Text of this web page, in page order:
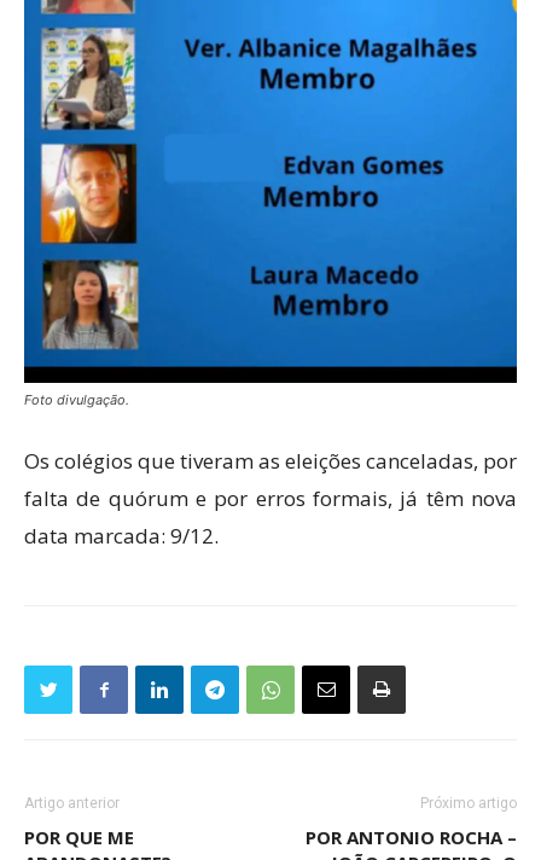
Foto divulgação.
Os colégios que tiveram as eleições canceladas, por
falta de quórum e por erros formais, já têm nova
data marcada: 9/12.
Artigo anterior
POR QUE ME
Próximo artigo
POR ANTONIO ROCHA –